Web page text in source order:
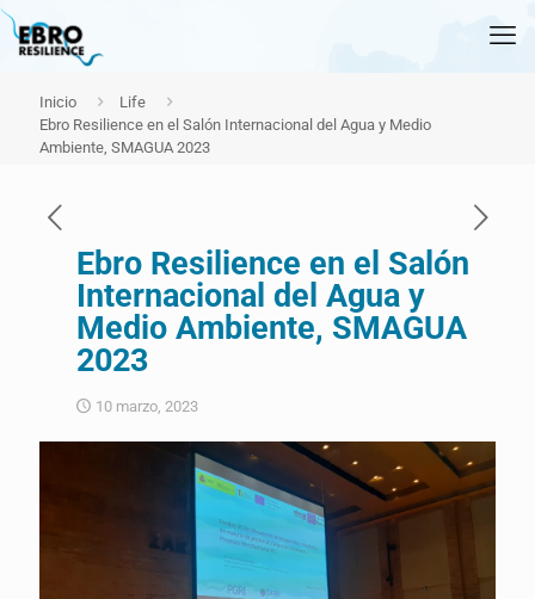
Inicio
Life
Ebro Resilience en el Salón Internacional del Agua y Medio
Ambiente, SMAGUA 2023
Ebro Resilience en el Salón
Internacional del Agua y
Medio Ambiente, SMAGUA
2023
10 marzo, 2023